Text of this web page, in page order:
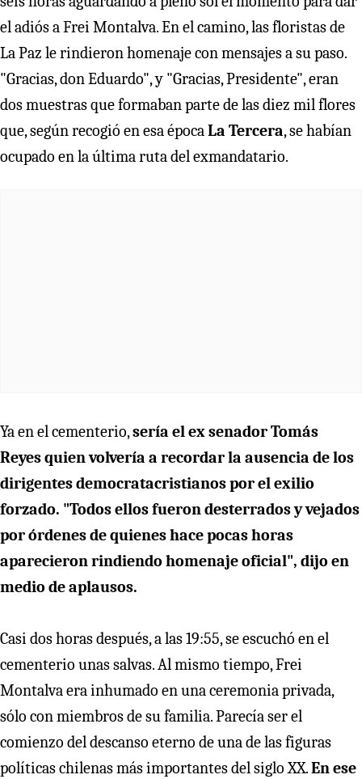
el adiós a Frei Montalva. En el camino, las floristas de
La Paz le rindieron homenaje con mensajes a su paso.
"Gracias, don Eduardo", y "Gracias, Presidente", eran
dos muestras que formaban parte de las diez mil flores
que, según recogió en esa épocaLa Tercera, se habían
ocupado en la última ruta del exmandatario.
Ya en el cementerio,sería el ex senador Tomás
Reyes quien volvería a recordar la ausencia de los
dirigentes democratacristianos por el exilio
forzado. "Todos ellos fueron desterrados y vejados
por órdenes de quienes hace pocas horas
aparecieron rindiendo homenaje oficial", dijo en
medio de aplausos.
Casi dos horas después, a las 19:55, se escuchó en el
cementerio unas salvas. Al mismo tiempo, Frei
Montalva era inhumado en una ceremonia privada,
sólo con miembros de su familia. Parecía ser el
comienzo del descanso eterno de una de las figuras
políticas chilenas más importantes del siglo XX.En ese